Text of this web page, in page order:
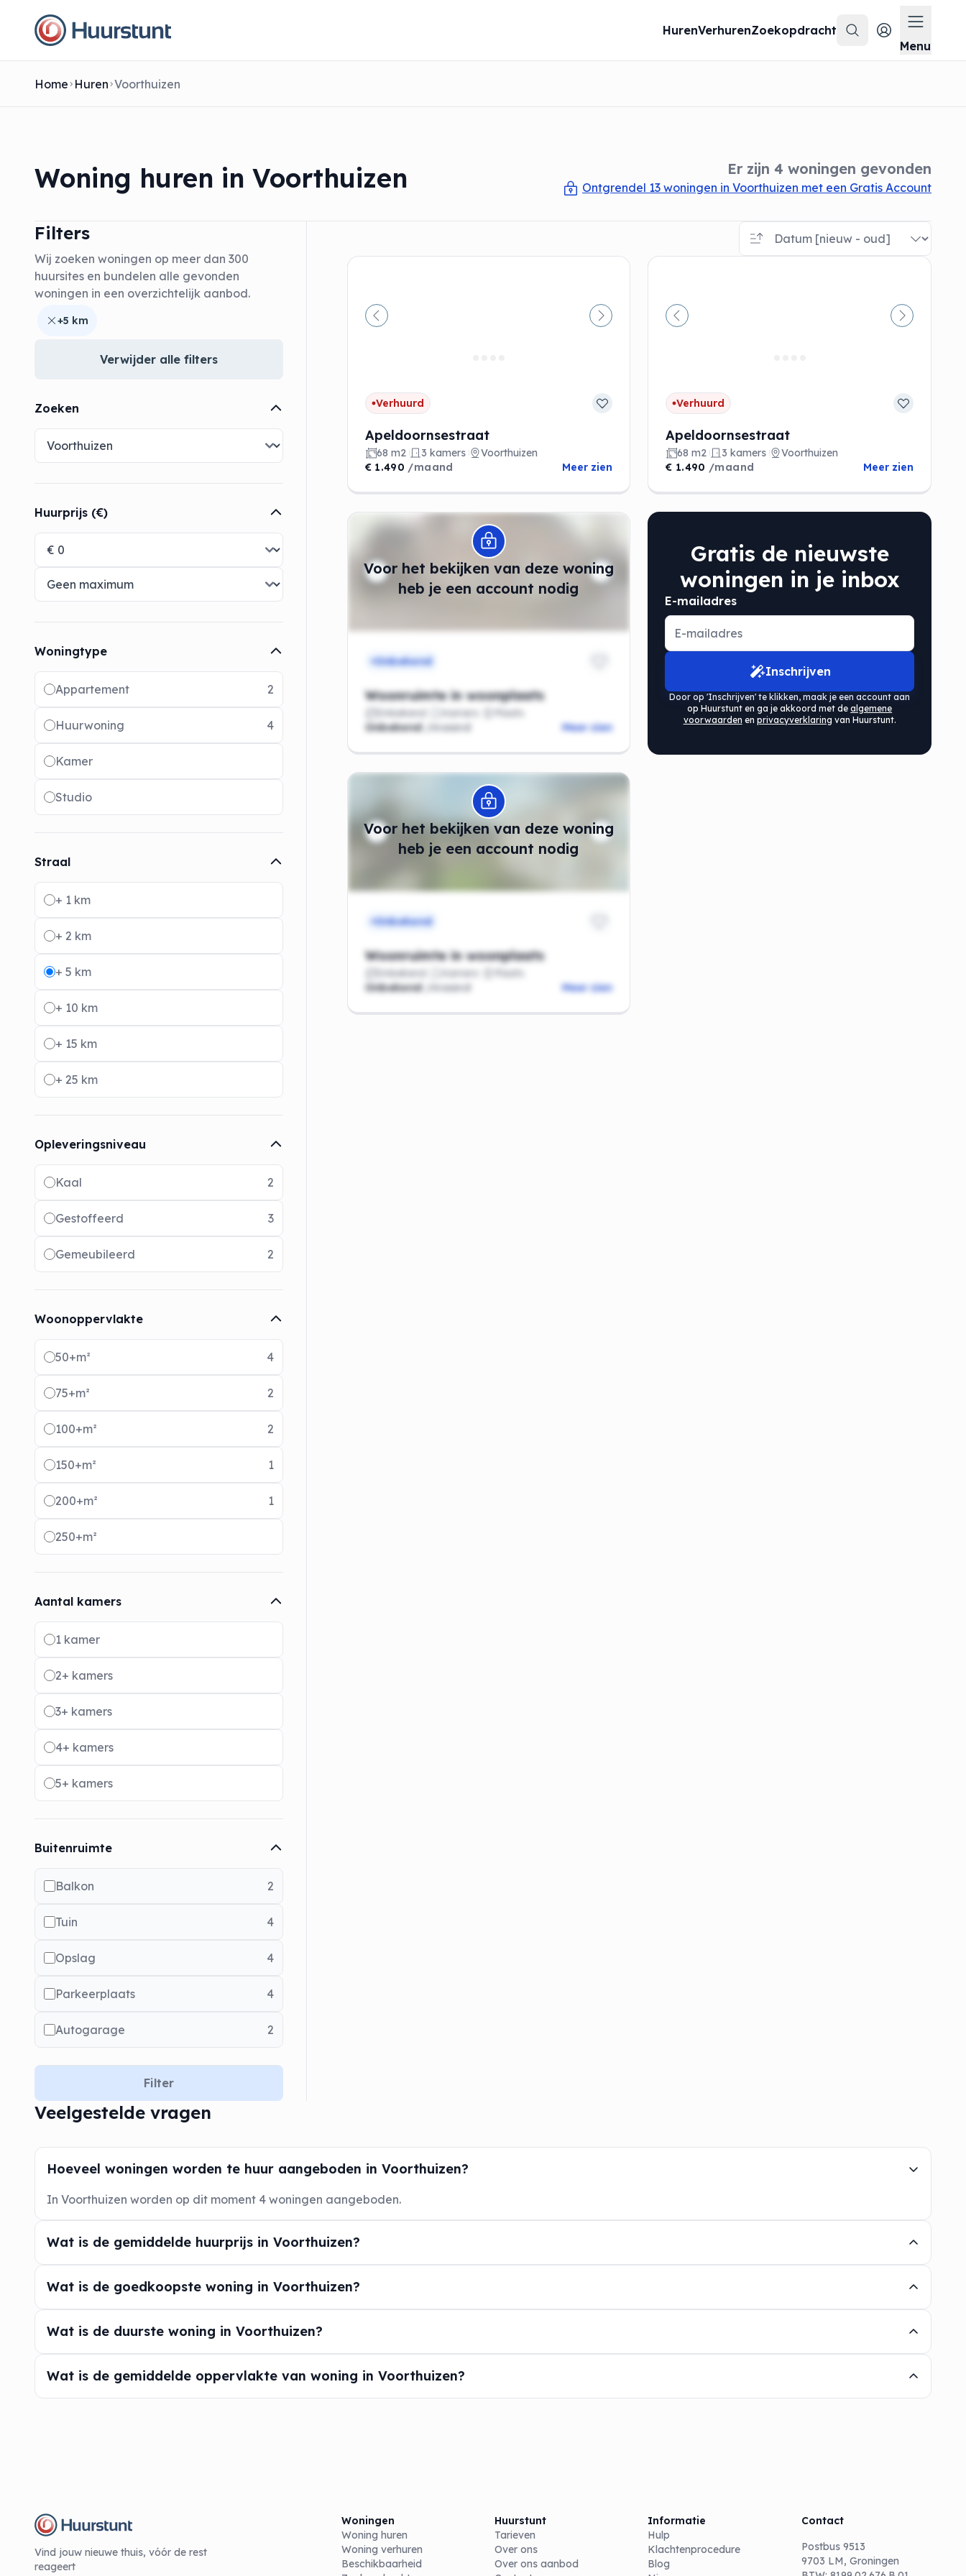
HurenVerhurenZoekopdracht
Zoeken
Menu
Menu
Home Huren Voorthuizen
Woning huren in Voorthuizen Er zijn 4 woningen gevonden
Ontgrendel 13 woningen in Voorthuizen met een Gratis Account
Filters
Wij zoeken woningen op meer dan 300
huursites en bundelen alle gevonden
woningen in een overzichtelijk aanbod.
+5 km
Verwijder alle filters
Zoeken
Huurprijs (€)
Woningtype
Radio buttons
Appartement 2
Huurwoning 4
Kamer
Studio
Straal
Radio buttons
+ 1 km
+ 2 km
+ 5 km
+ 10 km
+ 15 km
+ 25 km
Opleveringsniveau
Radio buttons
Kaal 2
Gestoffeerd 3
Gemeubileerd 2
Woonoppervlakte
Radio buttons
50+m² 4
75+m² 2
100+m² 2
150+m² 1
200+m² 1
250+m²
Aantal kamers
Radio buttons
1 kamer
2+ kamers
3+ kamers
4+ kamers
5+ kamers
Buitenruimte
Balkon 2
Tuin 4
Opslag 4
Parkeerplaats 4
Autogarage 2
Filter
Vorige Volgende
Verhuurd
Apeldoornsestraat
68 m2 3 kamers
Voorthuizen
€ 1.490 /maand Meer zien
Vorige Volgende
Verhuurd
Apeldoornsestraat
68 m2 3 kamers
Voorthuizen
€ 1.490 /maand Meer zien
Voor het bekijken van deze woning
heb je een account nodig
Modal openen
Onbekend
Woonruimte in woonplaats
Onbekend Kamers
Plaats
Onbekend
/maand Meer zien
Gratis de nieuwste
woningen in je inbox
E-mailadres
Inschrijven
Door op 'Inschrijven' te klikken, maak je een account aan
op Huurstunt en ga je akkoord met dealgemene
voorwaarden en privacyverklaring van Huurstunt.
Voor het bekijken van deze woning
heb je een account nodig
Modal openen
Onbekend
Woonruimte in woonplaats
Onbekend Kamers
Plaats
Onbekend
/maand Meer zien
Veelgestelde vragen
Hoeveel woningen worden te huur aangeboden in Voorthuizen?
In Voorthuizen worden op dit moment 4 woningen aangeboden.
Wat is de gemiddelde huurprijs in Voorthuizen?
Wat is de goedkoopste woning in Voorthuizen?
Wat is de duurste woning in Voorthuizen?
Wat is de gemiddelde oppervlakte van woning in Voorthuizen?
Vind jouw nieuwe thuis, vóór de rest
reageert
Woningen
Woning huren
Woning verhuren
Beschikbaarheid
Huurstunt
Tarieven
Over ons
Over ons aanbod
Informatie
Hulp
Klachtenprocedure
Blog
Contact
Postbus 9513
9703 LM, Groningen